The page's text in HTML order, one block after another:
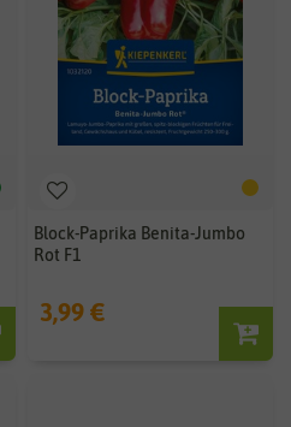
Block-Paprika Benita-Jumbo
Rot F1
3,99 €